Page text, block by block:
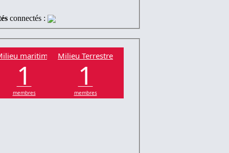
connectés :
maritime
1
membres
Milieu Terrestre
1
membres